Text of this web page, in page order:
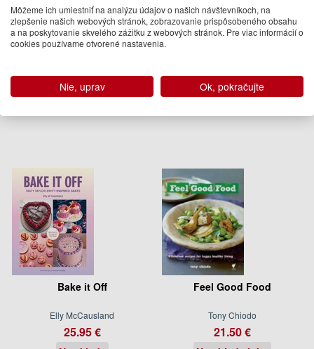
Harry Potter Official
Wizarding World Cookbook
Veronica Hinke, Jody Revenson
Dodanie do 21 dní
Treat Petite
Na objednávku
Bake it Off
Elly McCausland
25.95 €
Feel Good Food
Tony Chiodo
21.50 €
Môžeme ich umiestniť na analýzu údajov o našich návštevníkoch, na
zlepšenie našich webových stránok, zobrazovanie prispôsobeného obsahu
a na poskytovanie skvelého zážitku z webových stránok. Pre viac informácií o
cookies používame otvorené nastavenia.
Nie, uprav Ok, pokračujte